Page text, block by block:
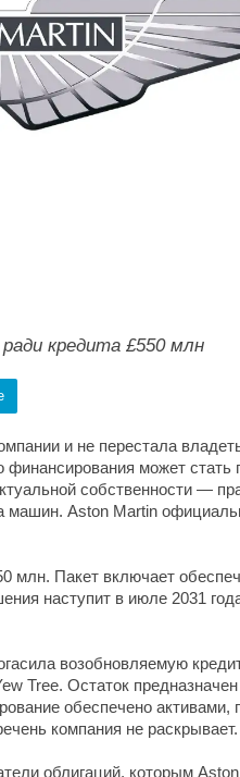
кредита £550 млн
и не перестала
может стать
собственности —
Aston Martin
млн. Пакет включает
наступит в июле 2031
возобновляемую
Tree. Остаток
обеспечено активами,
компания не раскрывает.
облигаций, которым